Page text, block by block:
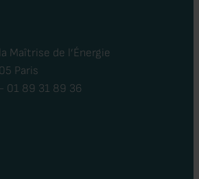
Maîtrise de l’Énergie
Paris
01 89 31 89 36